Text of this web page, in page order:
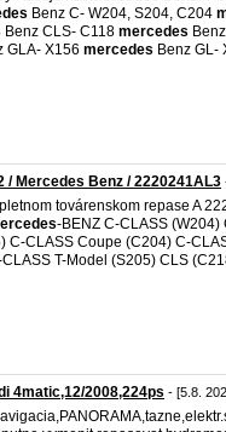
Benz C- W204, S204, C204
Benz CLS- C118 mercedes
GLA- X156 mercedes Benz GL-
/ Mercedes Benz / 2220241AL3
továrenskom repase A
-BENZ C-CLASS (W204)
C-CLASS Coupe (C204) C-
T-Model (S205) CLS
4matic,12/2008,224ps - [5.8.